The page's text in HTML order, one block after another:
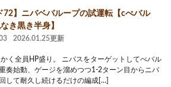
72】ニバベバループの試運転【cべバル
き黒き半身】
2026.01.25更新
く全員HP盛り。 ニバスをターゲットしてべバル
奏始動、ゲージを溜めつつ1-2ターン目からニバ
して耐久し続けるだけの編成[…]